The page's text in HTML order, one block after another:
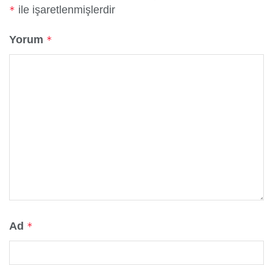
* ile işaretlenmişlerdir
Yorum *
Ad *